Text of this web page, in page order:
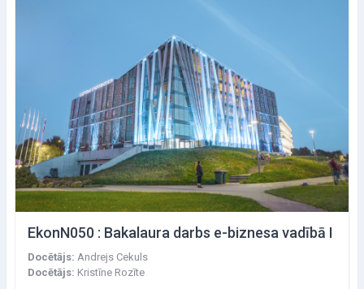
EkonN050 : Bakalaura darbs e-biznesa vadībā I
Docētājs: Andrejs Cekuls
Docētājs: Kristīne Rozīte